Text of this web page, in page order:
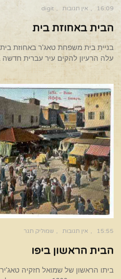
16:09 אין תגובות digit
הבית באחוזת בית
עלה הרעיון להקים עיר עברית
15:55 אין תגובות שמוליק תגר
הבית הראשון ביפו